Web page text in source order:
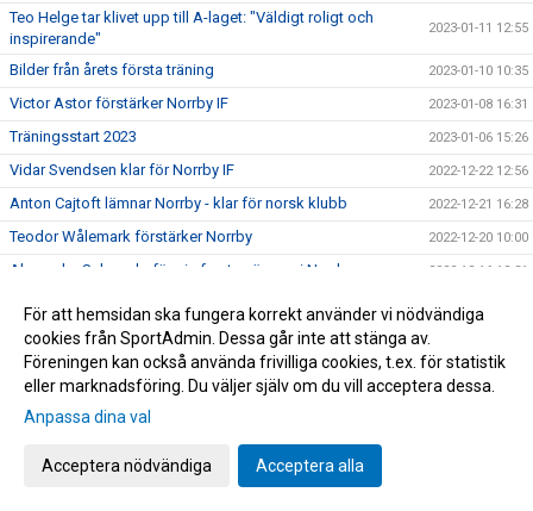
Teo Helge tar klivet upp till A-laget: "Väldigt roligt och
inspirerande"
2023-01-11 12:55
Bilder från årets första träning 2023-01-10 10:35
Victor Astor förstärker Norrby IF 2023-01-08 16:31
Träningsstart 2023 2023-01-06 15:26
Vidar Svendsen klar för Norrby IF 2022-12-22 12:56
Anton Cajtoft lämnar Norrby - klar för norsk klubb 2022-12-21 16:28
Teodor Wålemark förstärker Norrby 2022-12-20 10:00
Alexander Salo redo för sin femte säsong i Norrby 2022-12-16 12:31
Jesper Swedlund och Marcus Översjö nya huvudtränare 2022-12-12 18:30
Anton Wede förlänger: ”Väldigt motiverad inför 2023"
Julius Johansson klar för Norrby: "En spelare som älskar
att utmana"
2022-12-08 13:00
Max Olsson förlänger: ”Riktigt taggad på 2023”
Fyra spelare lämnar Norrby IF
Speldatum för Svenska Cupen 2023
För att hemsidan ska fungera korrekt använder vi nödvändiga
cookies från SportAdmin. Dessa går inte att stänga av.
Föreningen kan också använda frivilliga cookies, t.ex. för statistik
eller marknadsföring. Du väljer själv om du vill acceptera dessa.
Anpassa dina val
Acceptera nödvändiga Acceptera alla